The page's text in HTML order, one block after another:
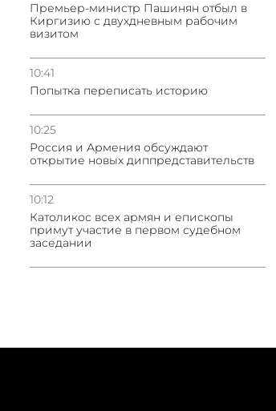
Премьер-министр Пашинян отбыл в
Киргизию с двухдневным рабочим
визитом
10:41
Попытка переписать историю
10:25
Россия и Армения обсуждают
открытие новых диппредставительств
10:12
Католикос всех армян и епископы
примут участие в первом судебном
заседании